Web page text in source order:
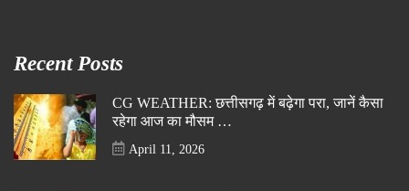
Recent Posts
CG WEATHER: छत्तीसगढ़ में बढ़ेगा परा, जानें कैसा
रहेगा आज का मौसम …
April 11, 2026